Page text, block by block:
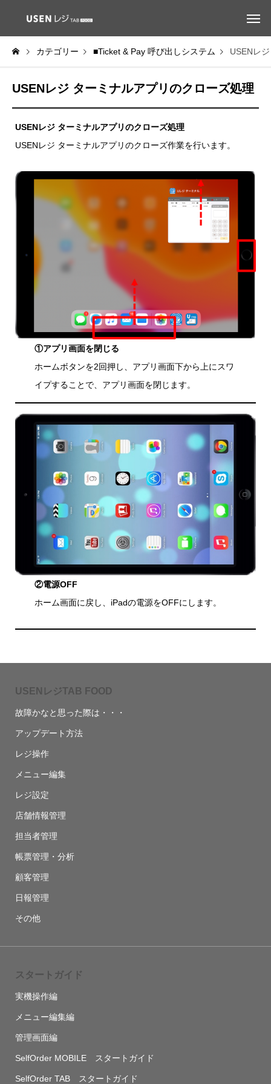
カテゴリー ■Ticket & Pay 呼び出しシステム USENレ
USENレジ ターミナルアプリのクローズ処理
USENレジ ターミナルアプリのクローズ処理
USENレジ ターミナルアプリのクローズ作業を行います。
①アプリ画面を閉じる
ホームボタンを2回押し、アプリ画面下から上にスワ
イプすることで、アプリ画面を閉じます。
②電源OFF
ホーム画面に戻し、iPadの電源をOFFにします。
USENレジTAB FOOD
故障かなと思った際は・・・
アップデート方法
レジ操作
メニュー編集
レジ設定
店舗情報管理
担当者管理
帳票管理・分析
顧客管理
日報管理
その他
スタートガイド
実機操作編
メニュー編集編
管理画面編
SelfOrder MOBILE スタートガイド
SelfOrder TAB スタートガイド